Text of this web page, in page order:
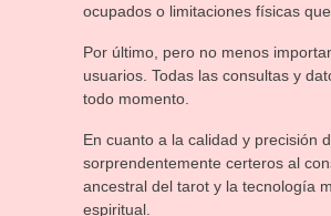
ocupados o limitaciones físicas
Por último, pero no menos
usuarios. Todas las consultas y
todo momento.
En cuanto a la calidad y precisión
sorprendentemente certeros al
ancestral del tarot y la tecnología
espiritual.